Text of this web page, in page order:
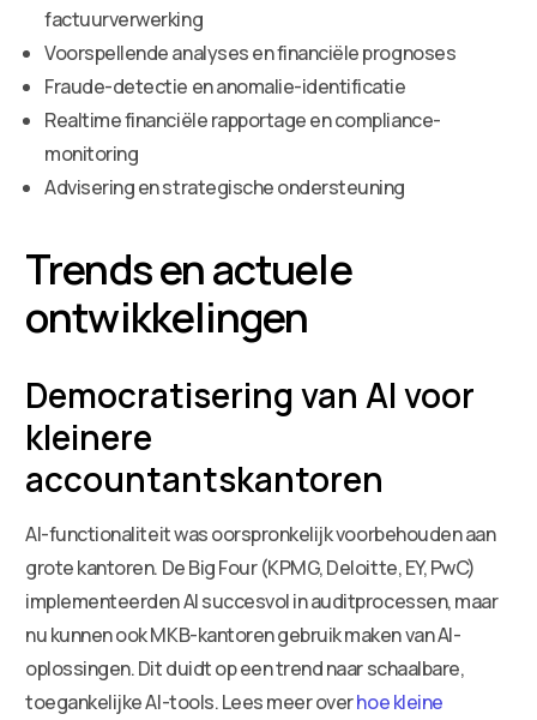
factuurverwerking
Voorspellende analyses en financiële prognoses
Fraude-detectie en anomalie-identificatie
Realtime financiële rapportage en compliance-
monitoring
Advisering en strategische ondersteuning
Trends en actuele
ontwikkelingen
Democratisering van AI voor
kleinere
accountantskantoren
AI-functionaliteit was oorspronkelijk voorbehouden aan
grote kantoren. De Big Four (KPMG, Deloitte, EY, PwC)
implementeerden AI succesvol in auditprocessen, maar
nu kunnen ook MKB-kantoren gebruik maken van AI-
oplossingen. Dit duidt op een trend naar schaalbare,
toegankelijke AI-tools. Lees meer overhoe kleine